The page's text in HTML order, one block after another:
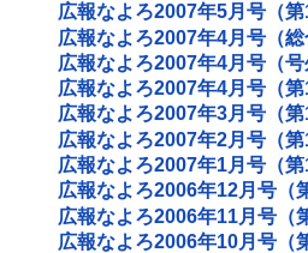
広報なよろ2007年5月号（第
広報なよろ2007年4月号（総
広報なよろ2007年4月号（号
広報なよろ2007年4月号（第
広報なよろ2007年3月号（第
広報なよろ2007年2月号（第
広報なよろ2007年1月号（第
広報なよろ2006年12月号（
広報なよろ2006年11月号（
広報なよろ2006年10月号（